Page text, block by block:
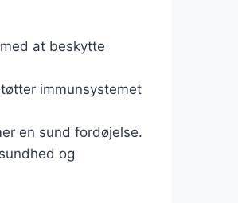
at beskytte
immunsystemet
en sund fordøjelse.
og